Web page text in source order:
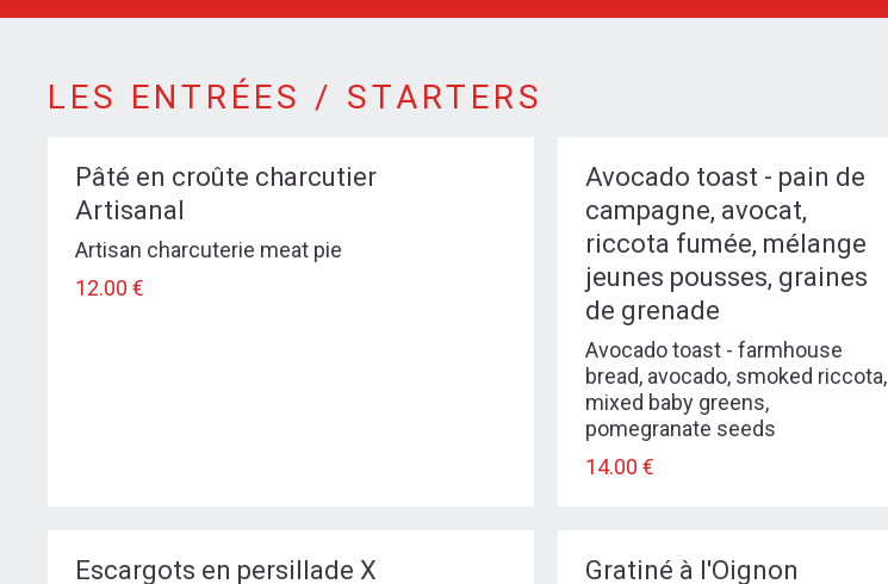
menu-entrees
LES ENTRÉES / STARTERS
Pâté en croûte charcutier
Artisanal
Artisan charcuterie meat pie
12.00 €
Avocado toast - pain de
campagne, avocat,
riccota fumée, mélange
jeunes pousses, graines
de grenade
Avocado toast - farmhouse
bread, avocado, smoked riccota,
mixed baby greens,
pomegranate seeds
14.00 €
Escargots en persillade X
Gratiné à l'Oignon